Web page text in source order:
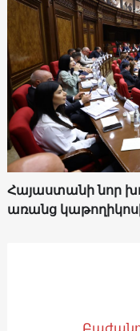
Հայաստանի նոր
առանց